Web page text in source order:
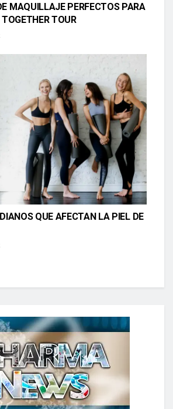
MAQUILLAJE PERFECTOS PARA
TOUR
QUE AFECTAN LA PIEL DE